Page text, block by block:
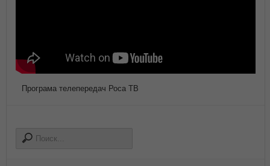
Програма телепередач Роса ТВ